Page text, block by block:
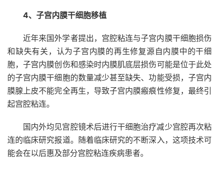
4、子宫内膜干细胞移植
近年来国外学者提出，宫腔粘连与子宫内膜干细胞损伤
和缺失有关，认为子宫内膜的再生修复源自内膜中的干细
胞，子宫内膜创伤和感染时内膜肌底层损伤可能是位于此处
的子宫内膜干细胞的数量减少甚至缺失、功能受损，子宫内
膜腺上皮不能完全再生，导致子宫内膜瘢痕性修复，最终引
起宫腔粘连。
国内外均见宫腔镜术后进行干细胞治疗减少宫腔再次粘
连的临床研究报道。随着临床研究的不断深入，这项技术可
能会在以后惠及部分宫腔粘连疾病患者。